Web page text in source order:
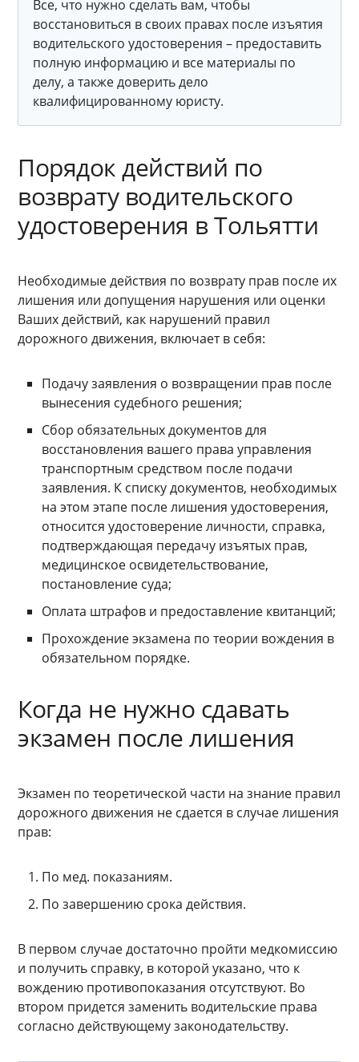
Все, что нужно сделать вам, чтобы
восстановиться в своих правах после изъятия
водительского удостоверения – предоставить
полную информацию и все материалы по
делу, а также доверить дело
квалифицированному юристу.
Порядок действий по
возврату водительского
удостоверения в Тольятти
Необходимые действия по возврату прав после их
лишения или допущения нарушения или оценки
Ваших действий, как нарушений правил
дорожного движения, включает в себя:
Подачу заявления о возвращении прав после
вынесения судебного решения;
Сбор обязательных документов для
восстановления вашего права управления
транспортным средством после подачи
заявления. К списку документов, необходимых
на этом этапе после лишения удостоверения,
относится удостоверение личности, справка,
подтверждающая передачу изъятых прав,
медицинское освидетельствование,
постановление суда;
Оплата штрафов и предоставление квитанций;
Прохождение экзамена по теории вождения в
обязательном порядке.
Когда не нужно сдавать
экзамен после лишения
Экзамен по теоретической части на знание правил
дорожного движения не сдается в случае лишения
прав:
По мед. показаниям.
По завершению срока действия.
В первом случае достаточно пройти медкомиссию
и получить справку, в которой указано, что к
вождению противопоказания отсутствуют. Во
втором придется заменить водительские права
согласно действующему законодательству.